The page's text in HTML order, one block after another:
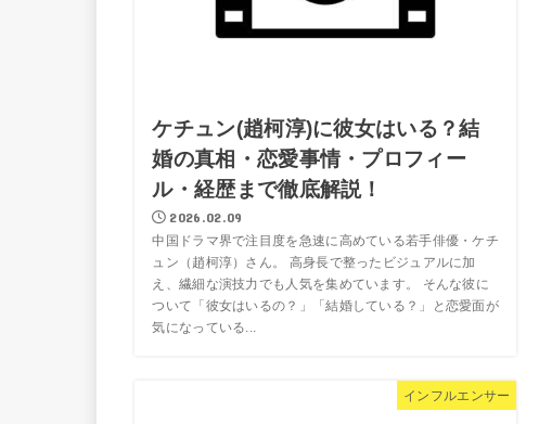
ケチュン(趙柯淳)に彼女はいる？結
婚の真相・恋愛事情・プロフィー
ル・経歴まで徹底解説！
2026.02.09
中国ドラマ界で注目度を急速に高めている若手俳優・ケチ
ュン（趙柯淳）さん。 高身長で整ったビジュアルに加
え、繊細な演技力でも人気を集めています。 そんな彼に
ついて「彼女はいるの？」「結婚している？」と恋愛面が
気になっている...
インフルエンサー